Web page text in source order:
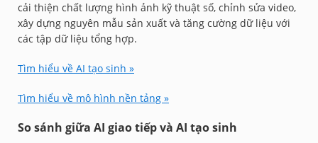
cải thiện chất lượng hình ảnh kỹ thuật số, chỉnh sửa video,
xây dựng nguyên mẫu sản xuất và tăng cường dữ liệu với
các tập dữ liệu tổng hợp.
Tìm hiểu về AI tạo sinh »
Tìm hiểu về mô hình nền tảng »
So sánh giữa AI giao tiếp và AI tạo sinh